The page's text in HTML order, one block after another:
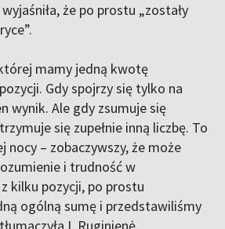
że po prostu „zostały
mamy jedną kwotę
Gdy spojrzy się tylko na
wynik. Ale gdy zsumuje się
się zupełnie inną liczbę. To
nocy – zobaczywszy, że może
i trudność w
kilku pozycji, po prostu
ogólną sumę i przedstawiliśmy